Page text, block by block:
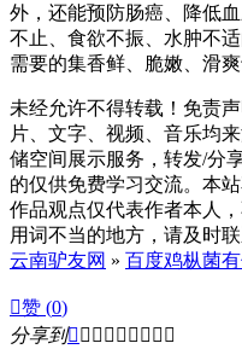
外，还能预防肠癌、降低
不止、食欲不振、水肿不
需要的集香鲜、脆嫩、滑
未经允许不得转载！免责
片、文字、视频、音乐均
储空间展示服务，转发/分
的仅供免费学习交流。本
作品观点仅代表作者本人
用词不当的地方，请及时
云南驴友网 » 百度鸡枞菌
赞 (0)
分享到        